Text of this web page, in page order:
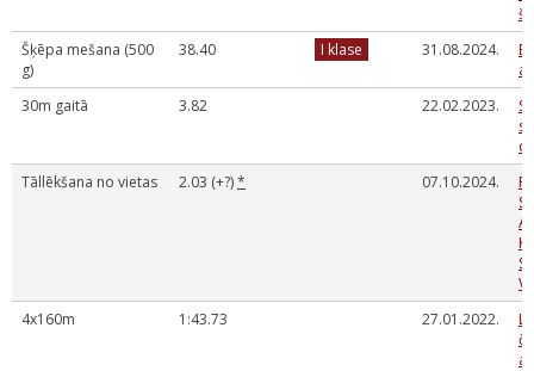
Šķēpa mešana (500
g)
38.40 I klase 31.08.2024.
30m gaitā
3.82 22.02.2023.
Tāllēkšana no vietas
2.03 (+?)* 07.10.2024.
4x160m
1:43.73 27.01.2022.